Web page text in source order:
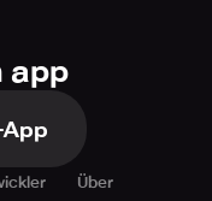
app
Über